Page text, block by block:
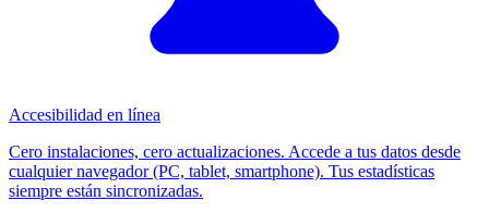
Accesibilidad en línea
Cero instalaciones, cero actualizaciones. Accede a tus datos desde
cualquier navegador (PC, tablet, smartphone). Tus estadísticas
siempre están sincronizadas.